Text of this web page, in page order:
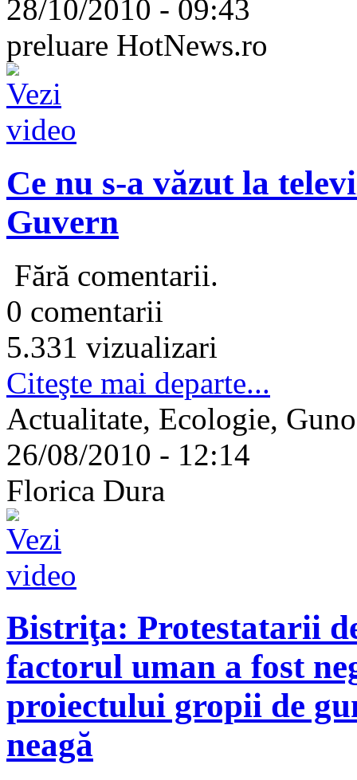
28/10/2010 - 09:43
preluare HotNews.ro
Ce nu s-a văzut la
Guvern
Fără comentarii.
0 comentarii
5.331 vizualizari
Citeşte mai departe...
Actualitate, Ecologie,
26/08/2010 - 12:14
Florica Dura
Bistriţa: Protestatarii
factorul uman a fost
proiectului gropii de
neagă